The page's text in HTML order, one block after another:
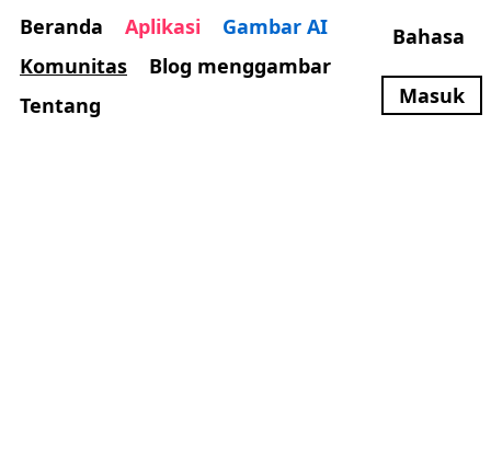
Beranda Aplikasi
Gambar AI
Komunitas
Blog menggambar
Tentang
Bahasa
Masuk